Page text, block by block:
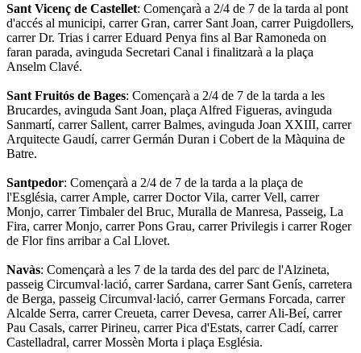
Sant Vicenç de Castellet: Començarà a 2/4 de 7 de la tarda al pont
d'accés al municipi, carrer Gran, carrer Sant Joan, carrer Puigdollers,
carrer Dr. Trias i carrer Eduard Penya fins al Bar Ramoneda on
faran parada, avinguda Secretari Canal i finalitzarà a la plaça
Anselm Clavé.
Sant Fruitós de Bages: Començarà a 2/4 de 7 de la tarda a les
Brucardes, avinguda Sant Joan, plaça Alfred Figueras, avinguda
Sanmartí, carrer Sallent, carrer Balmes, avinguda Joan XXIII, carrer
Arquitecte Gaudí, carrer Germán Duran i Cobert de la Màquina de
Batre.
Santpedor: Començarà a 2/4 de 7 de la tarda a la plaça de
l'Església, carrer Ample, carrer Doctor Vila, carrer Vell, carrer
Monjo, carrer Timbaler del Bruc, Muralla de Manresa, Passeig, La
Fira, carrer Monjo, carrer Pons Grau, carrer Privilegis i carrer Roger
de Flor fins arribar a Cal Llovet.
Navàs: Començarà a les 7 de la tarda des del parc de l'Alzineta,
passeig Circumval·lació, carrer Sardana, carrer Sant Genís, carretera
de Berga, passeig Circumval·lació, carrer Germans Forcada, carrer
Alcalde Serra, carrer Creueta, carrer Devesa, carrer Ali-Beí, carrer
Pau Casals, carrer Pirineu, carrer Pica d'Estats, carrer Cadí, carrer
Castelladral, carrer Mossèn Morta i plaça Església.